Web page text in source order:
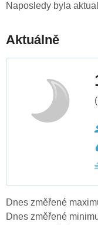
Naposledy byla
Aktuálně
Dnes změřené
Dnes změřené